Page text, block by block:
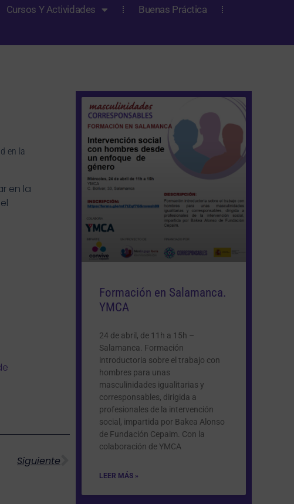
Cursos Y Actividades
Buenas Práctica
en la
en la
Siguiente
Siguiente
Formación en Salamanca.
YMCA
24 de abril, de 11h a 15h –
Salamanca. Formación
introductoria sobre el trabajo con
hombres para unas
masculinidades igualitarias y
corresponsables, dirigida a
profesionales de la intervención
social, impartida por Bakea Alonso
de Fundación Cepaim. Con la
colaboración de YMCA
LEER MÁS »
PáginaPágina